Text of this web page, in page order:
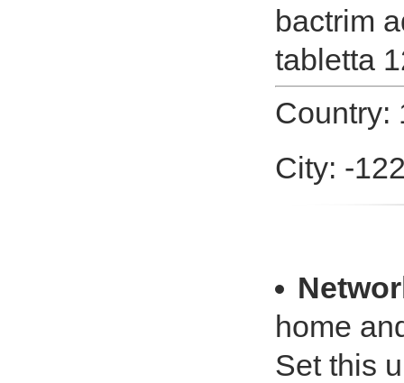
bactrim
tabletta
Country:
City: -
home
Set this